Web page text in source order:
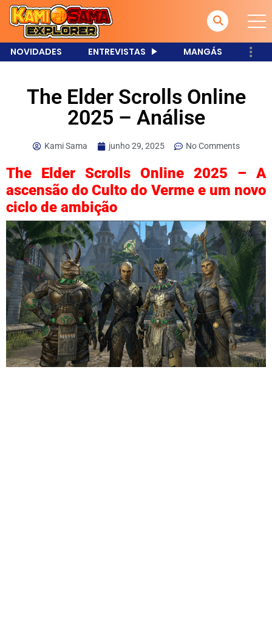
NOVIDADES ENTREVISTAS MANGÁS
The Elder Scrolls Online
2025 – Análise
Kami Sama junho 29, 2025 No Comments
The Elder Scrolls Online 2025 – A
ascensão do Culto do Verme e um novo
ciclo de ambição